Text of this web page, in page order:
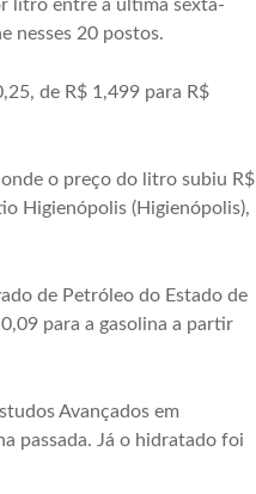
litro entre a última sexta-
nesses 20 postos.
de R$ 1,499 para R$
o preço do litro subiu R$
Higienópolis (Higienópolis),
de Petróleo do Estado de
para a gasolina a partir
Avançados em
passada. Já o hidratado foi